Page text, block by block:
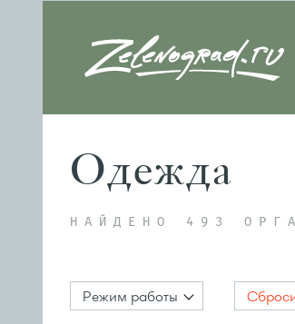
Одежда
НАЙДЕНО 493
Режим работы